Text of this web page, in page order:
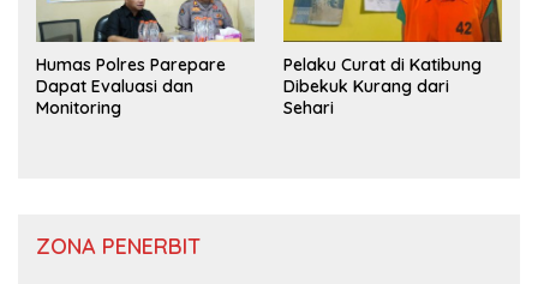
Humas Polres Parepare
Dapat Evaluasi dan
Monitoring
Pelaku Curat di Katibung
Dibekuk Kurang dari
Sehari
ZONA PENERBIT